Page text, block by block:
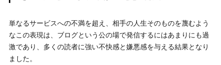
単なるサービスへの不満を超え、相手の人生そのものを蔑むよう
なこの表現は、ブログという公の場で発信するにはあまりにも過
激であり、多くの読者に強い不快感と嫌悪感を与える結果となり
ました。